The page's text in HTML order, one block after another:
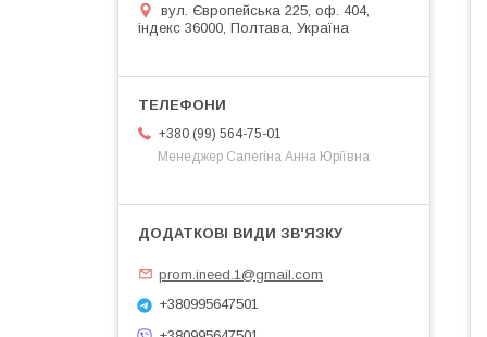
вул. Європейська 225, оф. 404,
індекс 36000, Полтава, Україна
+380 (99) 564-75-01
Менеджер Сапегіна Анна Юріївна
prom.ineed.1@gmail.com
+380995647501